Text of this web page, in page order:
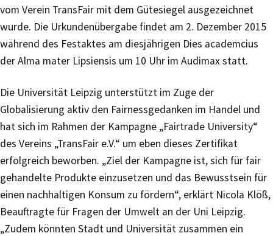
vom Verein TransFair mit dem Gütesiegel ausgezeichnet
wurde. Die Urkundenübergabe findet am 2. Dezember 2015
während des Festaktes am diesjährigen Dies academcius
der Alma mater Lipsiensis um 10 Uhr im Audimax statt.
Die Universität Leipzig unterstützt im Zuge der
Globalisierung aktiv den Fairnessgedanken im Handel und
hat sich im Rahmen der Kampagne „Fairtrade University“
des Vereins „TransFair e.V.“ um eben dieses Zertifikat
erfolgreich beworben. „Ziel der Kampagne ist, sich für fair
gehandelte Produkte einzusetzen und das Bewusstsein für
einen nachhaltigen Konsum zu fördern“, erklärt Nicola Klöß,
Beauftragte für Fragen der Umwelt an der Uni Leipzig.
„Zudem könnten Stadt und Universität zusammen ein